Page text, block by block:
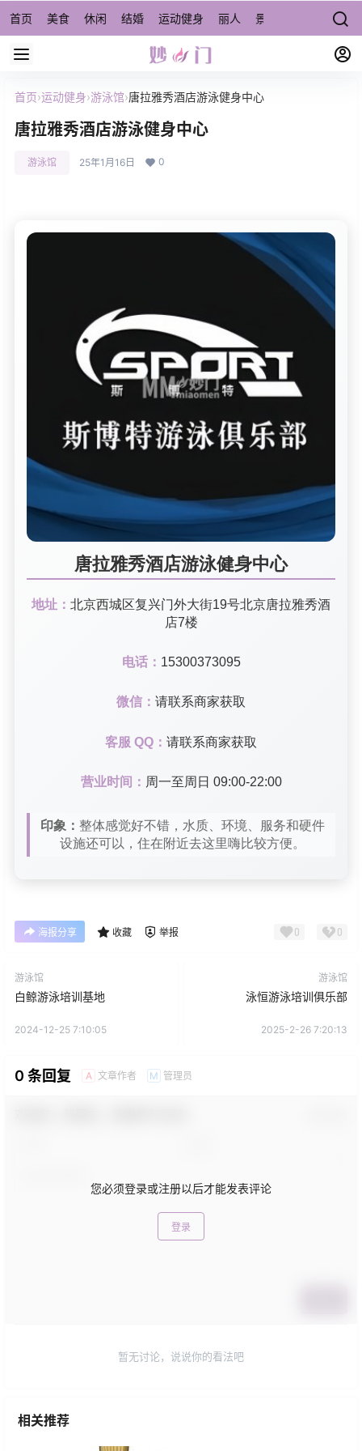
首页 美食 休闲 结婚 运动健身 丽人 景点/周边游 宠物
首页›运动健身›游泳馆›唐拉雅秀酒店游泳健身中心
唐拉雅秀酒店游泳健身中心
游泳馆 25年1月16日 0
唐拉雅秀酒店游泳健身中心
地址： 北京西城区复兴门外大街19号北京唐拉雅秀酒
店7楼
电话： 15300373095
微信： 请联系商家获取
客服 QQ： 请联系商家获取
营业时间： 周一至周日 09:00-22:00
印象： 整体感觉好不错，水质、环境、服务和硬件
设施还可以，住在附近去这里嗨比较方便。
海报分享 收藏 举报 0 0
游泳馆
白鲸游泳培训基地
2024-12-25 7:10:05
游泳馆
泳恒游泳培训俱乐部
2025-2-26 7:20:13
0 条回复 A 文章作者 M 管理员
您必须登录或注册以后才能发表评论
登录
暂无讨论，说说你的看法吧
相关推荐